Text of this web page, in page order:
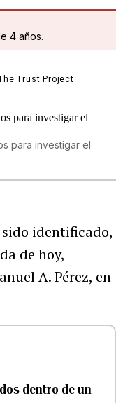
4 años.
para investigar el
identificado,
de hoy,
A. Pérez, en
dentro de un